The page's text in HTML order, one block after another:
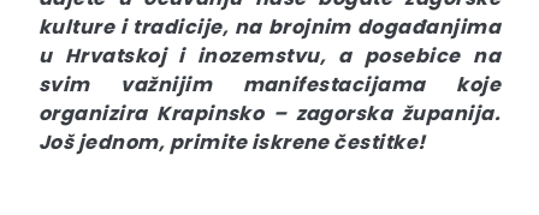
kulture i tradicije, na brojnim događanjima
u Hrvatskoj i inozemstvu, a posebice na
svim važnijim manifestacijama koje
organizira Krapinsko – zagorska županija.
Još jednom, primite iskrene čestitke!